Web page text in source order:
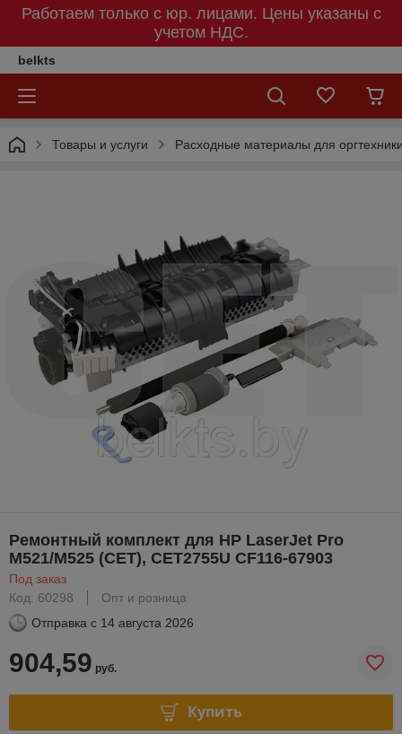
Работаем только с юр. лицами. Цены указаны c
учетом НДС.
belkts
Товары и услуги Расходные материалы для
Ремонтный комплект для HP LaserJet Pro
M521/M525 (CET), CET2755U CF116-67903
Под заказ
Код: 60298
Опт и розница
Отправка с 14 августа 2026
904,59 руб.
Купить